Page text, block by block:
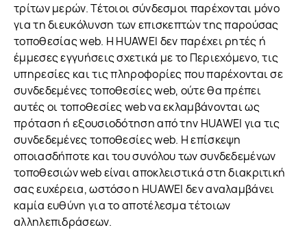
τρίτων μερών. Τέτοιοι σύνδεσμοι παρέχονται μόνο
για τη διευκόλυνση των επισκεπτών της παρούσας
τοποθεσίας web. Η HUAWEI δεν παρέχει ρητές ή
έμμεσες εγγυήσεις σχετικά με το Περιεχόμενο, τις
υπηρεσίες και τις πληροφορίες που παρέχονται σε
συνδεδεμένες τοποθεσίες web, ούτε θα πρέπει
αυτές οι τοποθεσίες web να εκλαμβάνονται ως
πρόταση ή εξουσιοδότηση από την HUAWEI για τις
συνδεδεμένες τοποθεσίες web. Η επίσκεψη
οποιασδήποτε και του συνόλου των συνδεδεμένων
τοποθεσιών web είναι αποκλειστικά στη διακριτική
σας ευχέρεια, ωστόσο η HUAWEI δεν αναλαμβάνει
καμία ευθύνη για το αποτέλεσμα τέτοιων
αλληλεπιδράσεων.